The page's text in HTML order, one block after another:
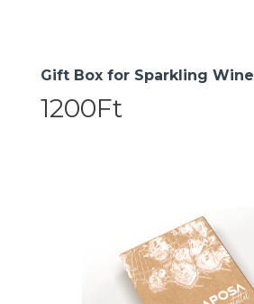
Gift Box for Sparkling Wine
1200Ft